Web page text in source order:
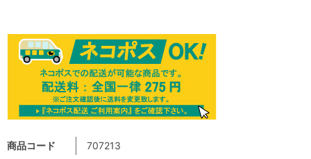
商品コード 707213